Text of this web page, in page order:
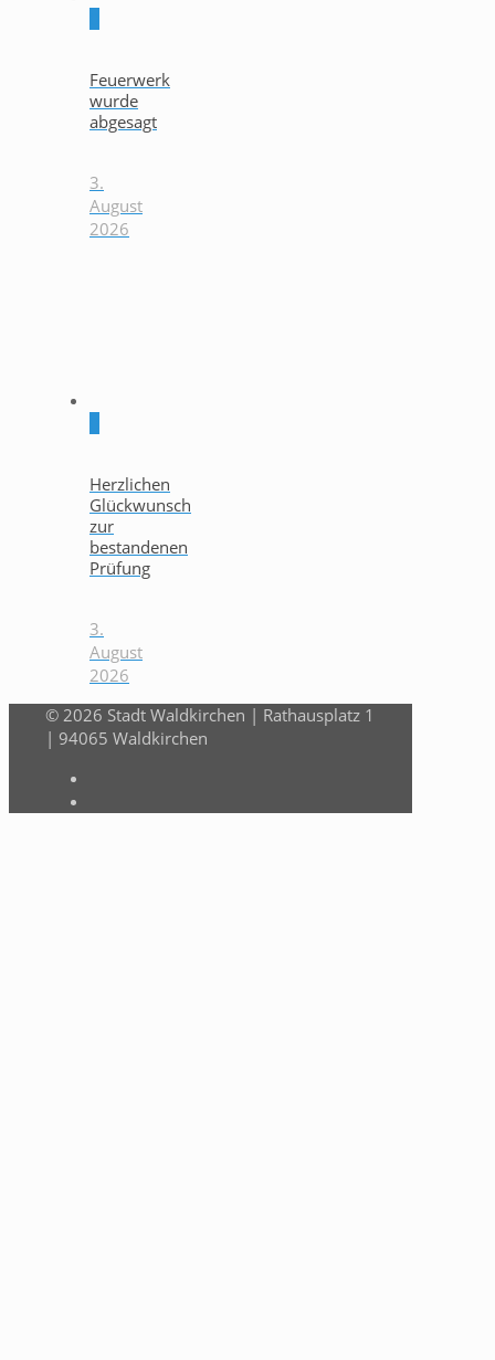
Feuerwerk
wurde
abgesagt
3.
August
2026
Herzlichen
Glückwunsch
zur
bestandenen
Prüfung
3.
August
2026
© 2026 Stadt Waldkirchen | Rathausplatz 1
| 94065 Waldkirchen